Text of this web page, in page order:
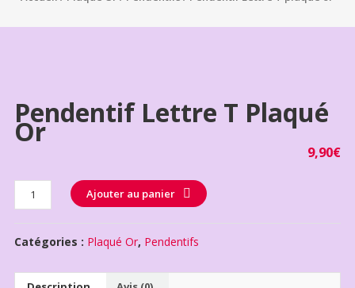
Pendentif Lettre T Plaqué
Or
9,90€
Quantité Ajouter au panier
Catégories : Plaqué Or, Pendentifs